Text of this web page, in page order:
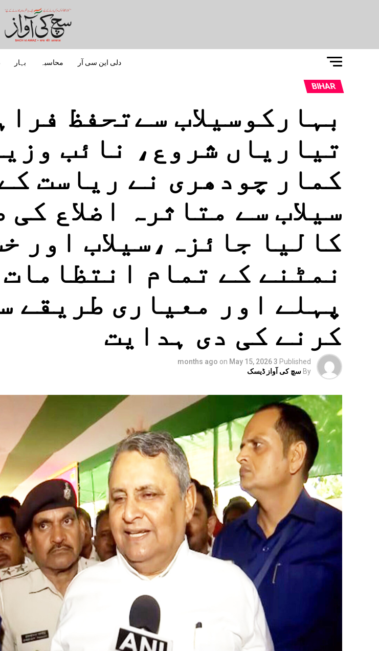
دلی این سی آر محاسبہ بہار
BIHAR
بہارکوسیلاب سےتحفظ
تیاریاں شروع، نائب
کمار چودھری نے ریاست
سیلاب سے متاثرہ اضلاع
کالیا جائزہ،سیلاب اور
نمٹنے کے تمام
پہلے اور معیاری طریقے
کرنے کی دی ہدایت
Published
3 months ago
on May 15, 2026
By سچ کی آواز ڈیسک